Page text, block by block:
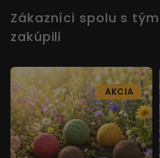
Zákazníci spolu s
zakúpili
AKCIA